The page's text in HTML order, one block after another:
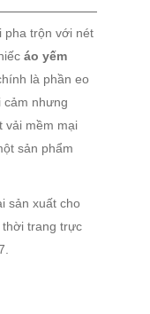
pha trộn với nét
áo yếm
là phần eo
cảm nhưng
vải mềm mại
sản phẩm
sản xuất cho
trang trực